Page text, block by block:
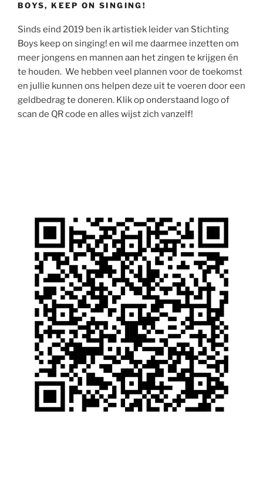
BOYS, KEEP ON SINGING!
Sinds eind 2019 ben ik artistiek leider van Stichting
Boys keep on singing! en wil me daarmee inzetten om
meer jongens en mannen aan het zingen te krijgen én
te houden. We hebben veel plannen voor de toekomst
en jullie kunnen ons helpen deze uit te voeren door een
geldbedrag te doneren. Klik op onderstaand logo of
scan de QR code en alles wijst zich vanzelf!